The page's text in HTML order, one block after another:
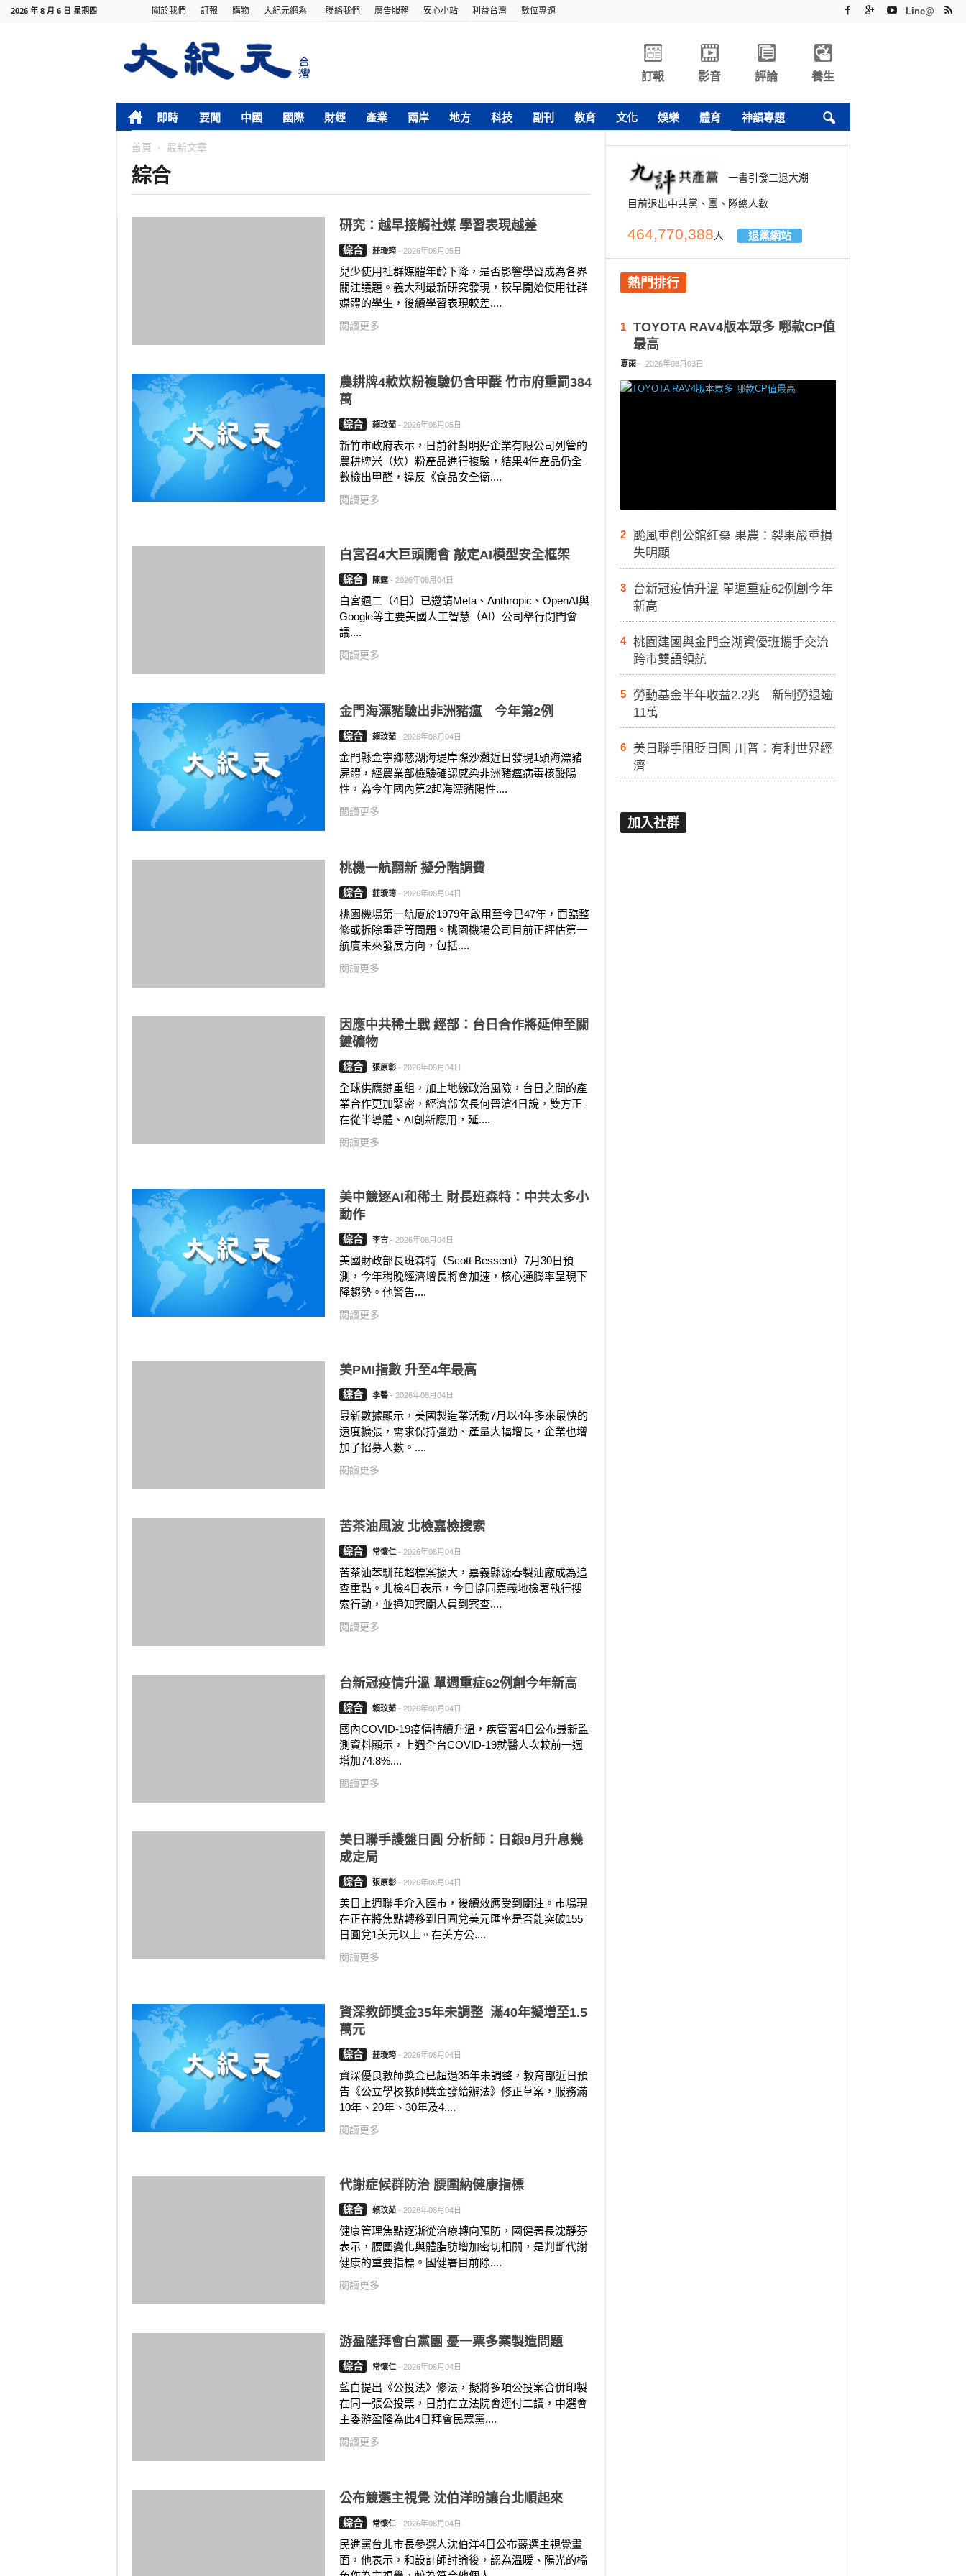
2026 年 8 月 6 日 星期四 關於我們 訂報 購物 大紀元網系 聯絡我們 廣告服務 安心小站 利益台灣 數位專題 Line@
訂報 影音 評論 養生
即時 要聞 中國 國際 財經 產業 兩岸 地方 科技 副刊 教育 文化 娛樂 體育 神韻專題
首頁 最新文章
綜合
研究：越早接觸社媒 學習表現越差
綜合 莊璦筠 - 2026年08月05日
兒少使用社群媒體年齡下降，是否影響學習成為各界
關注議題。義大利最新研究發現，較早開始使用社群
媒體的學生，後續學習表現較差....
閱讀更多
農耕牌4款炊粉複驗仍含甲醛 竹市府重罰384
萬
綜合 賴玟茹 - 2026年08月05日
新竹市政府表示，日前針對明好企業有限公司列管的
農耕牌米（炊）粉產品進行複驗，結果4件產品仍全
數檢出甲醛，違反《食品安全衛....
閱讀更多
白宮召4大巨頭開會 敲定AI模型安全框架
綜合 陳霆 - 2026年08月04日
白宮週二（4日）已邀請Meta、Anthropic、OpenAI與
Google等主要美國人工智慧（AI）公司舉行閉門會
議....
閱讀更多
金門海漂豬驗出非洲豬瘟 今年第2例
綜合 賴玟茹 - 2026年08月04日
金門縣金寧鄉慈湖海堤岸際沙灘近日發現1頭海漂豬
屍體，經農業部檢驗確認感染非洲豬瘟病毒核酸陽
性，為今年國內第2起海漂豬陽性....
閱讀更多
桃機一航翻新 擬分階調費
綜合 莊璦筠 - 2026年08月04日
桃園機場第一航廈於1979年啟用至今已47年，面臨整
修或拆除重建等問題。桃園機場公司目前正評估第一
航廈未來發展方向，包括....
閱讀更多
因應中共稀土戰 經部：台日合作將延伸至關
鍵礦物
綜合 張原彰 - 2026年08月04日
全球供應鏈重組，加上地緣政治風險，台日之間的產
業合作更加緊密，經濟部次長何晉滄4日說，雙方正
在從半導體、AI創新應用，延....
閱讀更多
美中競逐AI和稀土 財長班森特：中共太多小
動作
綜合 李言 - 2026年08月04日
美國財政部長班森特（Scott Bessent）7月30日預
測，今年稍晚經濟增長將會加速，核心通膨率呈現下
降趨勢。他警告....
閱讀更多
美PMI指數 升至4年最高
綜合 李馨 - 2026年08月04日
最新數據顯示，美國製造業活動7月以4年多來最快的
速度擴張，需求保持強勁、產量大幅增長，企業也增
加了招募人數。....
閱讀更多
苦茶油風波 北檢嘉檢搜索
綜合 常懷仁 - 2026年08月04日
苦茶油苯駢芘超標案擴大，嘉義縣源春製油廠成為追
查重點。北檢4日表示，今日協同嘉義地檢署執行搜
索行動，並通知案關人員到案查....
閱讀更多
台新冠疫情升溫 單週重症62例創今年新高
綜合 賴玟茹 - 2026年08月04日
國內COVID-19疫情持續升溫，疾管署4日公布最新監
測資料顯示，上週全台COVID-19就醫人次較前一週
增加74.8%....
閱讀更多
美日聯手護盤日圓 分析師：日銀9月升息幾
成定局
綜合 張原彰 - 2026年08月04日
美日上週聯手介入匯市，後續效應受到關注。市場現
在正在將焦點轉移到日圓兌美元匯率是否能突破155
日圓兌1美元以上。在美方公....
閱讀更多
資深教師獎金35年未調整 滿40年擬增至1.5
萬元
綜合 莊璦筠 - 2026年08月04日
資深優良教師獎金已超過35年未調整，教育部近日預
告《公立學校教師獎金發給辦法》修正草案，服務滿
10年、20年、30年及4....
閱讀更多
代謝症候群防治 腰圍納健康指標
綜合 賴玟茹 - 2026年08月04日
健康管理焦點逐漸從治療轉向預防，國健署長沈靜芬
表示，腰圍變化與體脂肪增加密切相關，是判斷代謝
健康的重要指標。國健署目前除....
閱讀更多
游盈隆拜會白黨團 憂一票多案製造問題
綜合 常懷仁 - 2026年08月04日
藍白提出《公投法》修法，擬將多項公投案合併印製
在同一張公投票，日前在立法院會逕付二讀，中選會
主委游盈隆為此4日拜會民眾黨....
閱讀更多
公布競選主視覺 沈伯洋盼讓台北順起來
綜合 常懷仁 - 2026年08月04日
民進黨台北市長參選人沈伯洋4日公布競選主視覺畫
面，他表示，和設計師討論後，認為溫暖、陽光的橘
一書引發三退大潮
目前退出中共黨、團、隊總人數
464,770,388人 退黨網站
熱門排行
1
TOYOTA RAV4版本眾多 哪款CP值
最高
夏雨 - 2026年08月03日
2
颱風重創公館紅棗 果農：裂果嚴重損
失明顯
3
台新冠疫情升溫 單週重症62例創今年
新高
4
桃園建國與金門金湖資優班攜手交流
跨市雙語領航
5
勞動基金半年收益2.2兆 新制勞退逾
11萬
6
美日聯手阻貶日圓 川普：有利世界經
濟
加入社群